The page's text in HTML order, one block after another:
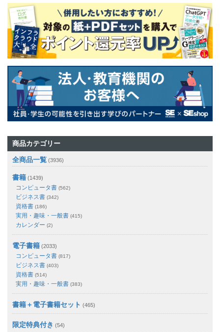
商品カテゴリー
全商品一覧 (3936)
書籍 (1439)
コンピュータ書 (562)
ビジネス書 (342)
資格書 (186)
実用・趣味・一般書 (415)
カレンダー (2)
電子書籍 (2033)
コンピュータ書 (817)
ビジネス書 (403)
資格書 (514)
実用・趣味・一般書 (383)
書籍＋電子書籍セット (465)
限定特典付き (54)